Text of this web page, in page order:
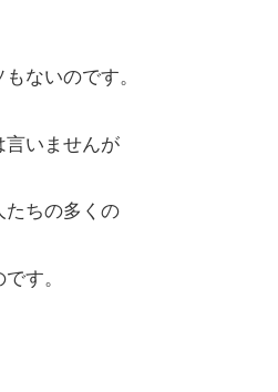
ないのです。
言いませんが
たちの多くの
す。